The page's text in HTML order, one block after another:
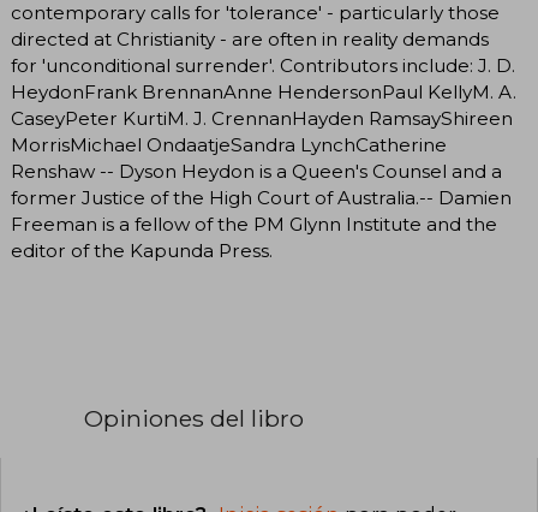
contemporary calls for 'tolerance' - particularly those
directed at Christianity - are often in reality demands
for 'unconditional surrender'. Contributors include: J. D.
HeydonFrank BrennanAnne HendersonPaul KellyM. A.
CaseyPeter KurtiM. J. CrennanHayden RamsayShireen
MorrisMichael OndaatjeSandra LynchCatherine
Renshaw -- Dyson Heydon is a Queen's Counsel and a
former Justice of the High Court of Australia.-- Damien
Freeman is a fellow of the PM Glynn Institute and the
editor of the Kapunda Press.
Opiniones del libro